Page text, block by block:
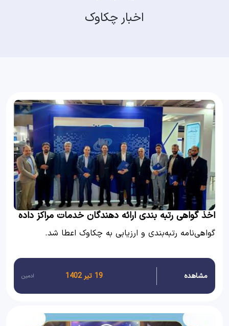
اخبار چکاوک
اخذ گواهی رتبه بندی ارائه دهندگان خدمات مراکز داده
گواهی‌نامه رتبه‌بندی و ارزیابی به چکاوک اعطا شد.
مشاهده 19 تیر 1402 ادمین